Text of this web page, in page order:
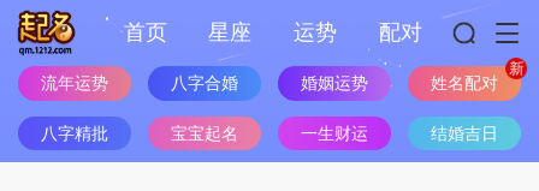
首页 星座 运势 配对
流年运势 八字合婚 婚姻运势 姓名配对
八字精批 宝宝起名 一生财运 结婚吉日